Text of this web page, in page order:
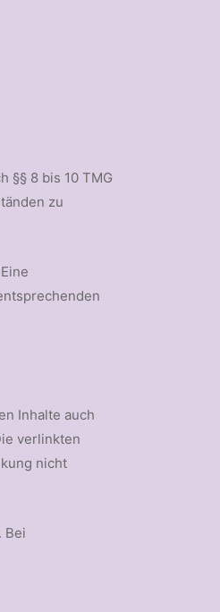
§§ 8 bis 10 TMG
zu
Inhalte auch
verlinkten
nicht
Bei